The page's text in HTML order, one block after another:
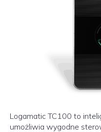
Logamatic TC100 to
umożliwia wygodne